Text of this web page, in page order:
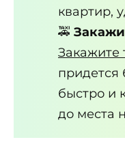
квартир,
🚕
Закажите
придется
быстро и
до места